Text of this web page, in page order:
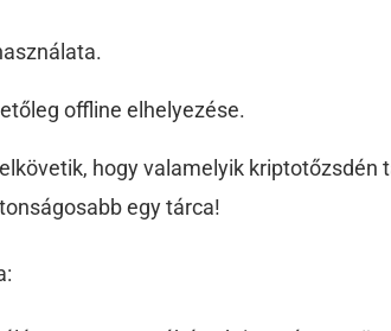
offline elhelyezése.
hogy valamelyik kriptotőzsdén
egy tárca!